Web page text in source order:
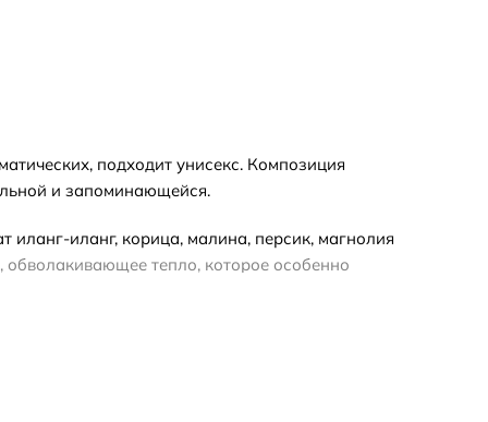
подходит унисекс. Композиция
и запоминающейся.
иланг, корица, малина, персик, магнолия
обволакивающее тепло, которое особенно